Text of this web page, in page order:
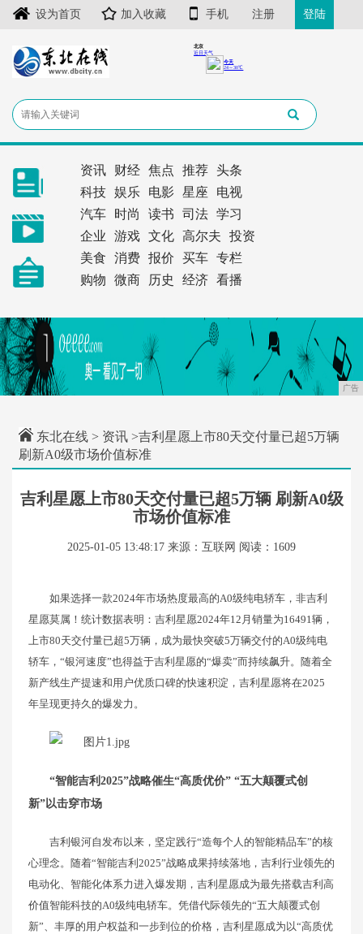
设为首页 加入收藏 手机 注册 登陆
资讯 财经 焦点 推荐
头条
科技
娱乐 电影 星座
电视
汽车
时尚 读书 司法
学习
企业
游戏 文化 高尔夫
投资
美食
消费 报价 买车
专栏
购物
微商 历史 经济 看播
广告
东北在线 > 资讯 >吉利星愿上市80天交付量已超5万辆
刷新A0级市场价值标准
吉利星愿上市80天交付量已超5万辆 刷新A0级
市场价值标准
2025-01-05 13:48:17 来源：互联网 阅读：1609
如果选择一款2024年市场热度最高的A0级纯电轿车，非吉利
星愿莫属！统计数据表明：吉利星愿2024年12月销量为16491辆，
上市80天交付量已超5万辆，成为最快突破5万辆交付的A0级纯电
轿车，“银河速度”也得益于吉利星愿的“爆卖”而持续飙升。随着全
新产线生产提速和用户优质口碑的快速积淀，吉利星愿将在2025
年呈现更持久的爆发力。
“智能吉利2025”战略催生“高质优价” “五大颠覆式创
新”以击穿市场
吉利银河自发布以来，坚定践行“造每个人的智能精品车”的核
心理念。随着“智能吉利2025”战略成果持续落地，吉利行业领先的
电动化、智能化体系力进入爆发期，吉利星愿成为最先搭载吉利高
价值智能科技的A0级纯电轿车。凭借代际领先的“五大颠覆式创
新”、丰厚的用户权益和一步到位的价格，吉利星愿成为以“高质优